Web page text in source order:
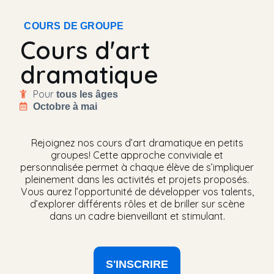
COURS DE GROUPE
Cours d'art
dramatique
Pour tous les âges
Octobre à mai
Rejoignez nos cours d’art dramatique en petits
groupes! Cette approche conviviale et
personnalisée permet à chaque élève de s’impliquer
pleinement dans les activités et projets proposés.
Vous aurez l’opportunité de développer vos talents,
d’explorer différents rôles et de briller sur scène
dans un cadre bienveillant et stimulant.
S'INSCRIRE